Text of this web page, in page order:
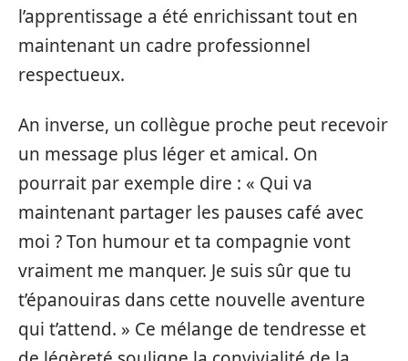
l’apprentissage a été enrichissant tout en
maintenant un cadre professionnel
respectueux.
An inverse, un collègue proche peut recevoir
un message plus léger et amical. On
pourrait par exemple dire : « Qui va
maintenant partager les pauses café avec
moi ? Ton humour et ta compagnie vont
vraiment me manquer. Je suis sûr que tu
t’épanouiras dans cette nouvelle aventure
qui t’attend. » Ce mélange de tendresse et